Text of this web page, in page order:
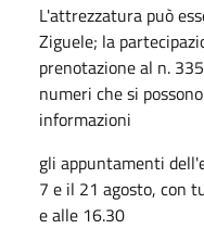
L'attrezzatura può
Ziguele; la
prenotazione al n.
numeri che si
informazioni
gli appuntamenti
7 e il 21 agosto, con
e alle 16.30